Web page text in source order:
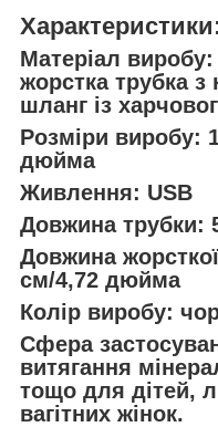
Матеріал
жорстка трубка з
шланг із
Розміри виробу:
дюйма
Живлення: USB
Довжина трубки:
Довжина
см/4,72 дюйма
Колір виробу:
Сфера
витягання
тощо для дітей,
вагітних жінок.